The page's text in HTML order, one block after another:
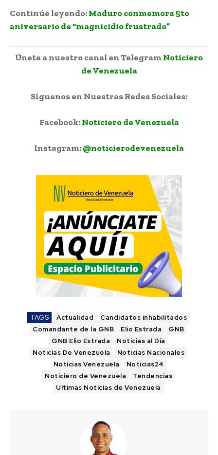
Continúe leyendo:Maduro conmemora 5to
aniversario de “magnicidio frustrado”
Únete a nuestro canal en Telegram Noticiero
de Venezuela
Síguenos en Nuestras Redes Sociales:
Facebook:Noticiero de Venezuela
Instagram:@noticierodevenezuela
TAGS Actualidad
Candidatos inhabilitados
Comandante de la GNB
Elio Estrada
GNB
GNB Elio Estrada
Noticias al Día
Noticias De Venezuela
Noticias Nacionales
Noticias Venezuela
Noticias24
Noticiero de Venezuela
Tendencias
Ultimas Noticias de Venezuela